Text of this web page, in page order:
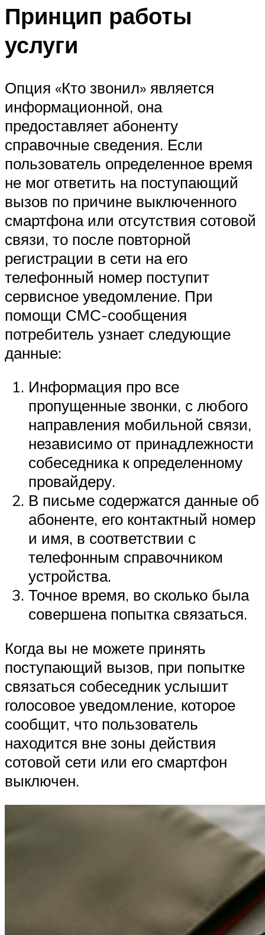
Принцип работы
услуги
Опция «Кто звонил» является
информационной, она
предоставляет абоненту
справочные сведения. Если
пользователь определенное время
не мог ответить на поступающий
вызов по причине выключенного
смартфона или отсутствия сотовой
связи, то после повторной
регистрации в сети на его
телефонный номер поступит
сервисное уведомление. При
помощи СМС-сообщения
потребитель узнает следующие
данные:
Информация про все
пропущенные звонки, с любого
направления мобильной связи,
независимо от принадлежности
собеседника к определенному
провайдеру.
В письме содержатся данные об
абоненте, его контактный номер
и имя, в соответствии с
телефонным справочником
устройства.
Точное время, во сколько была
совершена попытка связаться.
Когда вы не можете принять
поступающий вызов, при попытке
связаться собеседник услышит
голосовое уведомление, которое
сообщит, что пользователь
находится вне зоны действия
сотовой сети или его смартфон
выключен.